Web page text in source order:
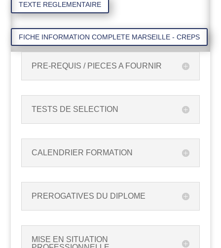
TEXTE REGLEMENTAIRE
FICHE INFORMATION COMPLETE MARSEILLE - CREPS
PRE-REQUIS / PIECES A FOURNIR
TESTS DE SELECTION
CALENDRIER FORMATION
PREROGATIVES DU DIPLOME
MISE EN SITUATION